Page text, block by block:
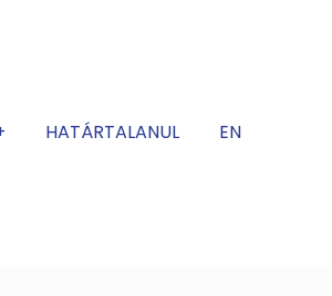
HATÁRTALANUL EN